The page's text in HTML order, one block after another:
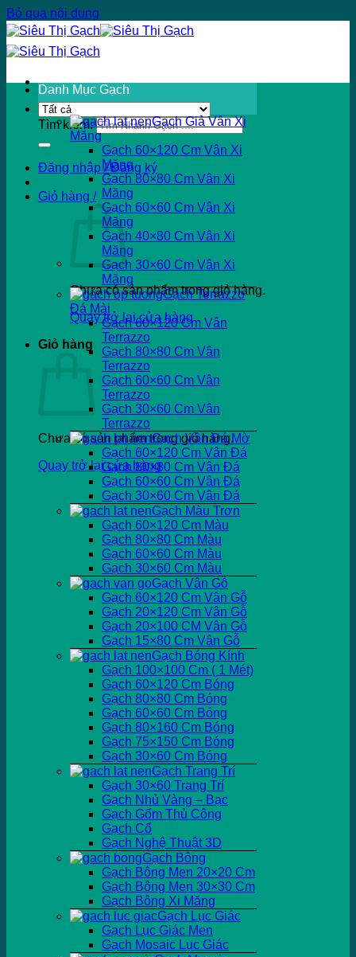
Bỏ qua nội dung
Tìm kiếm:
Đăng nhập / Đăng ký
Giỏ hàng /
Chưa có sản phẩm trong giỏ hàng.
Quay trở lại cửa hàng
Giỏ hàng
Chưa có sản phẩm trong giỏ hàng.
Quay trở lại cửa hàng
Danh Mục Gạch
Gạch Giả Vân Xi
Măng
Gạch 60×120 Cm Vân Xi
Măng
Gạch 80×80 Cm Vân Xi
Măng
Gạch 60×60 Cm Vân Xi
Măng
Gạch 40×80 Cm Vân Xi
Măng
Gạch 30×60 Cm Vân Xi
Măng
Gạch Terrazzo
Đá Mài
Gạch 60×120 Cm Vân
Terrazzo
Gạch 80×80 Cm Vân
Terrazzo
Gạch 60×60 Cm Vân
Terrazzo
Gạch 30×60 Cm Vân
Terrazzo
Gạch Vân Đá Mờ
Gạch 60×120 Cm Vân Đá
Gạch 80×80 Cm Vân Đá
Gạch 60×60 Cm Vân Đá
Gạch 30×60 Cm Vân Đá
Gạch Màu Trơn
Gạch 60×120 Cm Màu
Gạch 80×80 Cm Màu
Gạch 60×60 Cm Màu
Gạch 30×60 Cm Màu
Gạch Vân Gỗ
Gạch 60×120 Cm Vân Gỗ
Gạch 20×120 Cm Vân Gỗ
Gạch 20×100 CM Vân Gỗ
Gạch 15×80 Cm Vân Gỗ
Gạch Bóng Kính
Gạch 100×100 Cm ( 1 Mét)
Gạch 60×120 Cm Bóng
Gạch 80×80 Cm Bóng
Gạch 60×60 Cm Bóng
Gạch 80×160 Cm Bóng
Gạch 75×150 Cm Bóng
Gạch 30×60 Cm Bóng
Gạch Trang Trí
Gạch 30×60 Trang Trí
Gạch Nhủ Vàng – Bạc
Gạch Gốm Thủ Công
Gạch Cổ
Gạch Nghệ Thuật 3D
Gạch Bông
Gạch Bông Men 20×20 Cm
Gạch Bông Men 30×30 Cm
Gạch Bông Xi Măng
Gạch Lục Giác
Gạch Lục Giác Men
Gạch Mosaic Lục Giác